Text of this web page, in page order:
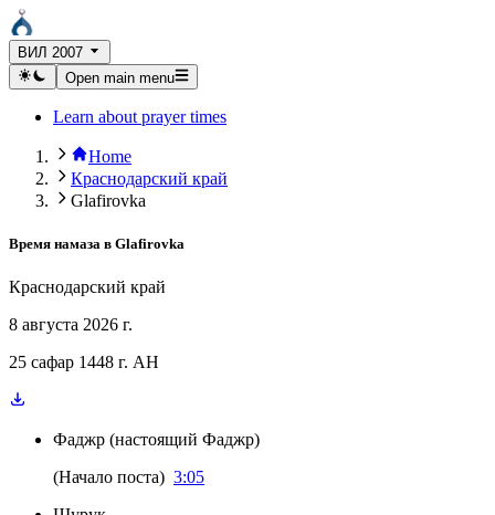
ВИЛ 2007
Open main menu
Learn about prayer times
Home
Краснодарский край
Glafirovka
Время намаза в Glafirovka
Краснодарский край
8 августа 2026 г.
25 сафар 1448 г. AH
Фаджр (настоящий Фаджр)
(Начало поста) 3:05